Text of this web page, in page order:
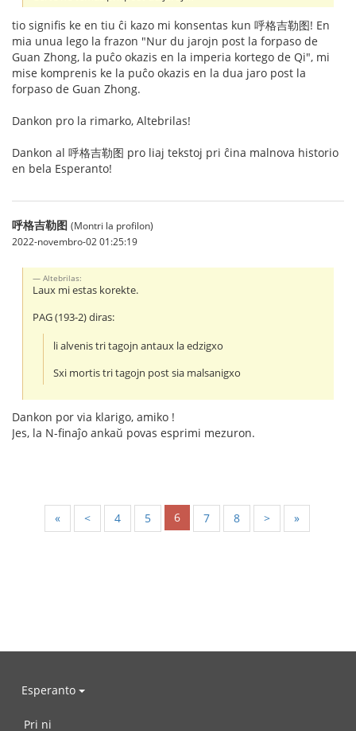
tio signifis ke en tiu ĉi kazo mi konsentas kun 呼格吉勒图! En
mia unua lego la frazon "Nur du jarojn post la forpaso de
Guan Zhong, la puĉo okazis en la imperia kortego de Qi", mi
mise komprenis ke la puĉo okazis en la dua jaro post la
forpaso de Guan Zhong.
Dankon pro la rimarko, Altebrilas!
Dankon al 呼格吉勒图 pro liaj tekstoj pri ĉina malnova historio
en bela Esperanto!
呼格吉勒图 (Montri la profilon)
2022-novembro-02 01:25:19
Altebrilas:
Laux mi estas korekte.
PAG (193-2) diras:
li alvenis tri tagojn antaux la edzigxo
Sxi mortis tri tagojn post sia malsanigxo
Dankon por via klarigo, amiko !
Jes, la N-finaĵo ankaŭ povas esprimi mezuron.
« < 4 5 6 7 8 > »
Esperanto
Pri ni